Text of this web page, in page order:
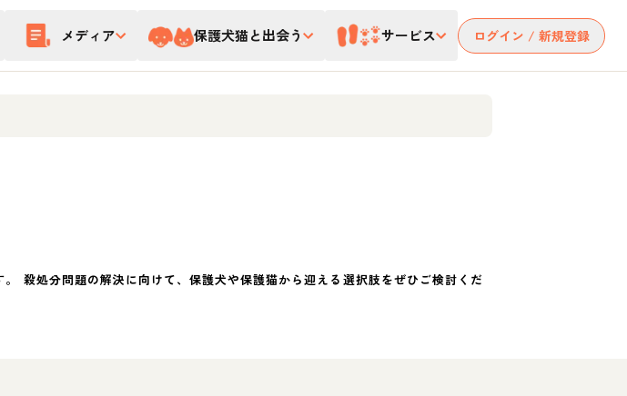
メディア 保護犬猫と出会う サービス ログイン / 新規登録
殺処分問題の解決に向けて、保護犬や保護猫から迎える選択肢をぜひご検討くだ